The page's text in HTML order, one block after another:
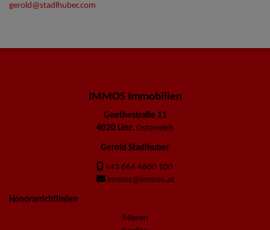
gerold@stadlhuber.com
IMMOS Immobilien
Goethestraße 11
4020 Linz, Österreich
Gerold Stadlhuber
+43 664 4600 100
immos@immos.at
Honorarrichtlinien
Mieten